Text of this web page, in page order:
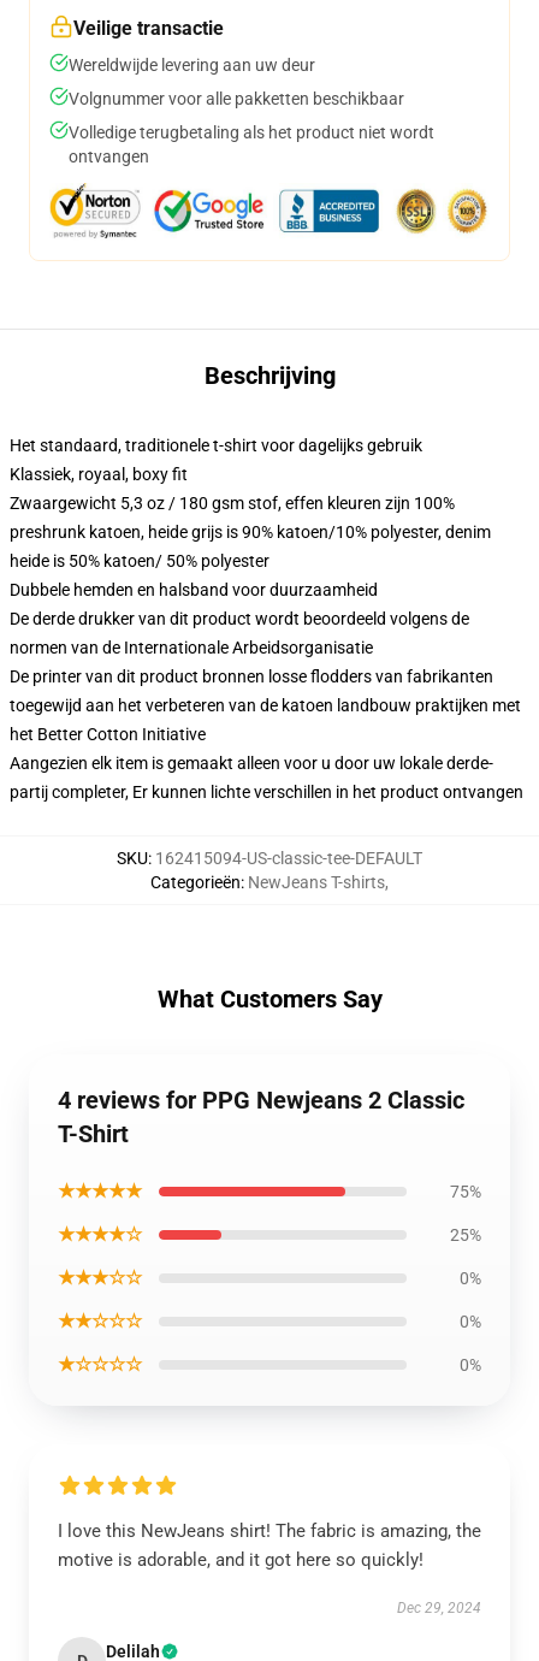
Veilige transactie
Wereldwijde levering aan uw deur
Volgnummer voor alle pakketten beschikbaar
Volledige terugbetaling als het product niet wordt
ontvangen
Beschrijving
Het standaard, traditionele t-shirt voor dagelijks gebruik
Klassiek, royaal, boxy fit
Zwaargewicht 5,3 oz / 180 gsm stof, effen kleuren zijn 100%
preshrunk katoen, heide grijs is 90% katoen/10% polyester, denim
heide is 50% katoen/ 50% polyester
Dubbele hemden en halsband voor duurzaamheid
De derde drukker van dit product wordt beoordeeld volgens de
normen van de Internationale Arbeidsorganisatie
De printer van dit product bronnen losse flodders van fabrikanten
toegewijd aan het verbeteren van de katoen landbouw praktijken met
het Better Cotton Initiative
Aangezien elk item is gemaakt alleen voor u door uw lokale derde-
partij completer, Er kunnen lichte verschillen in het product ontvangen
SKU: 162415094-US-classic-tee-DEFAULT
Categorieën: NewJeans T-shirts,
What Customers Say
4 reviews for PPG Newjeans 2 Classic
T-Shirt
★★★★★ 75%
★★★★☆ 25%
★★★☆☆ 0%
★★☆☆☆ 0%
★☆☆☆☆ 0%
I love this NewJeans shirt! The fabric is amazing, the
motive is adorable, and it got here so quickly!
Dec 29, 2024
Delilah